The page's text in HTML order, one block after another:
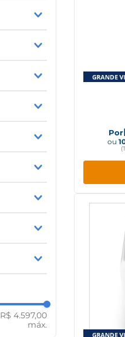
R$ 4.597,00
Por
ou